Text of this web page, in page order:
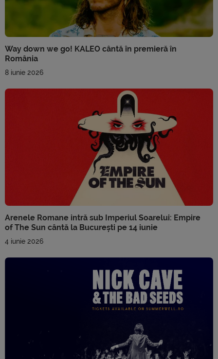
Way down we go! KALEO cântă în premieră în
România
8 iunie 2026
Arenele Romane intră sub Imperiul Soarelui: Empire
of The Sun cântă la București pe 14 iunie
4 iunie 2026